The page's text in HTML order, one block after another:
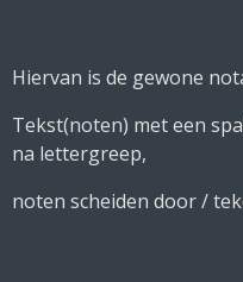
Hiervan is de gewone
Tekst(noten) met een
na lettergreep,
noten scheiden door /